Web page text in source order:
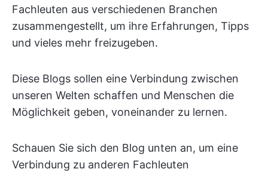
Fachleuten aus verschiedenen Branchen
zusammengestellt, um ihre Erfahrungen, Tipps
und vieles mehr freizugeben.
Diese Blogs sollen eine Verbindung zwischen
unseren Welten schaffen und Menschen die
Möglichkeit geben, voneinander zu lernen.
Schauen Sie sich den Blog unten an, um eine
Verbindung zu anderen Fachleuten